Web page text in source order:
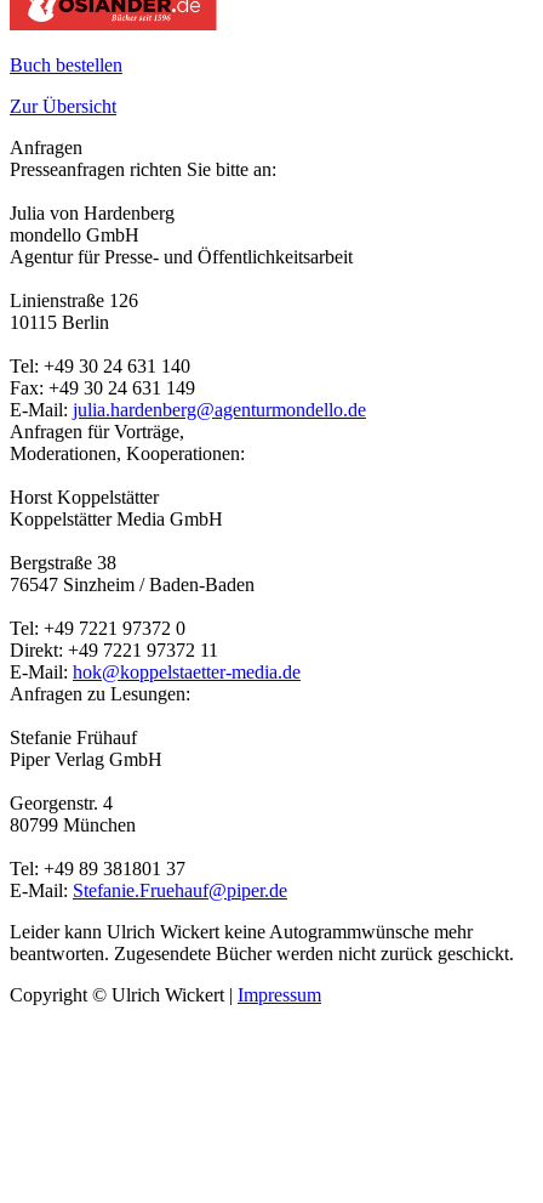
Buch bestellen
Zur Übersicht
Anfragen
Presseanfragen richten Sie bitte an:
Julia von Hardenberg
mondello GmbH
Agentur für Presse- und Öffentlichkeitsarbeit
Linienstraße 126
10115 Berlin
Tel: +49 30 24 631 140
Fax: +49 30 24 631 149
E-Mail: julia.hardenberg@agenturmondello.de
Anfragen für Vorträge,
Moderationen, Kooperationen:
Horst Koppelstätter
Koppelstätter Media GmbH
Bergstraße 38
76547 Sinzheim / Baden-Baden
Tel: +49 7221 97372 0
Direkt: +49 7221 97372 11
E-Mail: hok@koppelstaetter-media.de
Anfragen zu Lesungen:
Stefanie Frühauf
Piper Verlag GmbH
Georgenstr. 4
80799 München
Tel: +49 89 381801 37
E-Mail: Stefanie.Fruehauf@piper.de
Leider kann Ulrich Wickert keine Autogrammwünsche mehr
beantworten. Zugesendete Bücher werden nicht zurück geschickt.
Copyright © Ulrich Wickert| Impressum